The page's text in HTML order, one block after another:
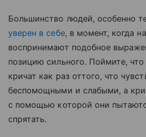
Большинство людей, особенно
уверен в себе, в момент, когда
воспринимают подобное
позицию сильного. Поймите,
кричат как раз оттого, что
беспомощными и слабыми, а
с помощью которой они
спрятать.